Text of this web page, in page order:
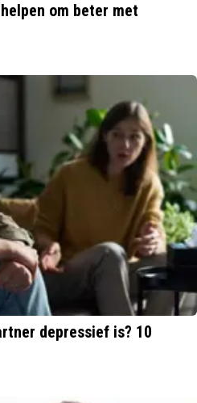
om beter met
depressief is? 10